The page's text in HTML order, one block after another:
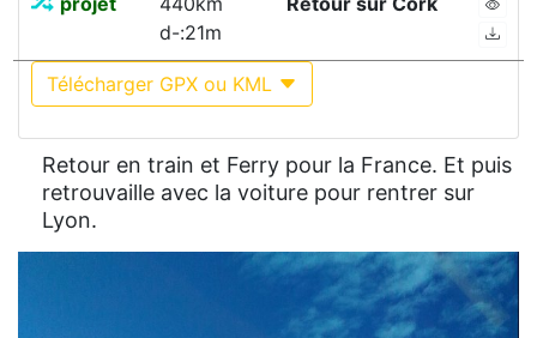
d-:21m
Télécharger GPX ou KML
Retour en train et Ferry pour la France. Et puis
retrouvaille avec la voiture pour rentrer sur
Lyon.